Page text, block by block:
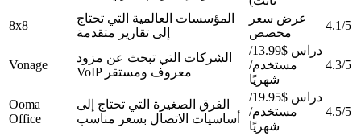
8x8
المؤسسات العالمية التي تحتاج
إلى تقارير متقدمة
عرض سعر
مخصص
4.1/5
Vonage
الشركات التي تبحث عن مزود
VoIP معروف ومستقر
دراس $13.99/
مستخدم/
شهريًا
4.3/5
Ooma
Office
الفرق الصغيرة التي تحتاج إلى
أساسيات الاتصال بسعر مناسب
دراس $19.95/
مستخدم/
شهريًا
4.5/5